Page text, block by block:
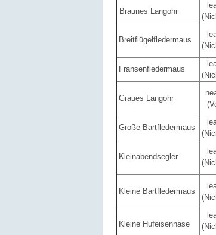
Braunes Langohr
Breitflügelfledermaus
Fransenfledermaus
Graues Langohr
Große Bartfledermaus
Kleinabendsegler
Kleine Bartfledermaus
Kleine Hufeisennase